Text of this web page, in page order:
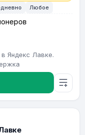
Любое
Яндекс Лавке.